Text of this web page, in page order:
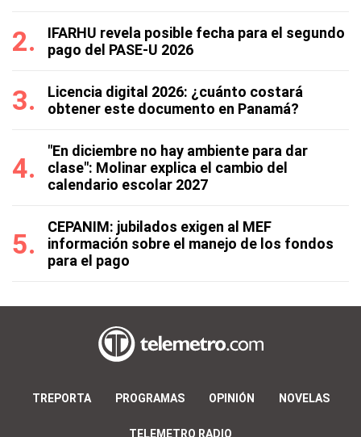
IFARHU revela posible fecha para el segundo
pago del PASE-U 2026
Licencia digital 2026: ¿cuánto costará
obtener este documento en Panamá?
"En diciembre no hay ambiente para dar
clase": Molinar explica el cambio del
calendario escolar 2027
CEPANIM: jubilados exigen al MEF
información sobre el manejo de los fondos
para el pago
TREPORTA PROGRAMAS OPINIÓN NOVELAS
TELEMETRO RADIO